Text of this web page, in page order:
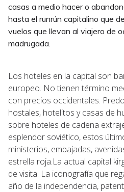
casas a medio hacer o
hasta el runrún capitalino que
vuelos que llevan al viajero de
madrugada.
Los hoteles en la capital son
europeo. No tienen término
con precios occidentales.
hostales, hotelitos y casas de
sobre hoteles de cadena
esplendor soviético, estos
ministerios, embajadas,
estrella roja.La actual capital
de visita. La iconografía que
año de la independencia,